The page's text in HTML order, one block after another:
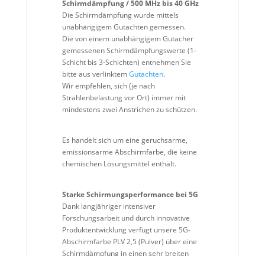
Schirmdämpfung / 500 MHz bis 40 GHz
Die Schirmdämpfung wurde mittels
unabhängigem Gutachten gemessen.
Die von einem unabhängigem Gutacher
gemessenen Schirmdämpfungswerte (1-
Schicht bis 3-Schichten) entnehmen Sie
bitte aus verlinktemGutachten.
Wir empfehlen, sich (je nach
Strahlenbelastung vor Ort) immer mit
mindestens zwei Anstrichen zu schützen.
Es handelt sich um eine geruchsarme,
emissionsarme Abschirmfarbe, die keine
chemischen Lösungsmittel enthält.
Starke Schirmungsperformance bei 5G
Dank langjähriger intensiver
Forschungsarbeit und durch innovative
Produktentwicklung verfügt unsere 5G-
Abschirmfarbe PLV 2,5 (Pulver) über eine
Schirmdämpfung in einen sehr breiten